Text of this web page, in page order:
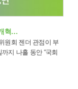
혁…